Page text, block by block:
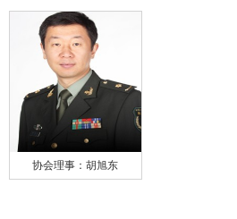
协会理事：胡旭东